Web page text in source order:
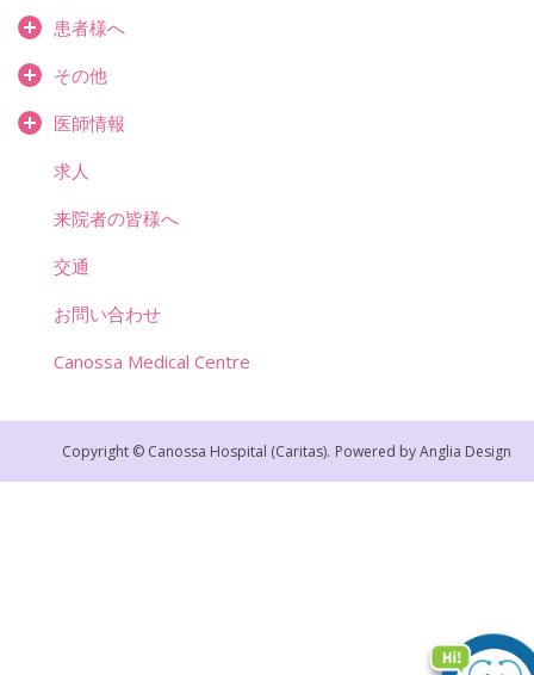
患者様へ
その他
医師情報
求人
来院者の皆様へ
交通
お問い合わせ
Canossa Medical Centre
Copyright © Canossa Hospital (Caritas). Powered byAnglia Design